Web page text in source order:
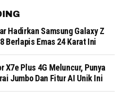
Hadirkan Samsung Galaxy Z
Berlapis Emas 24 Karat Ini
X7e Plus 4G Meluncur, Punya
Jumbo Dan Fitur AI Unik Ini